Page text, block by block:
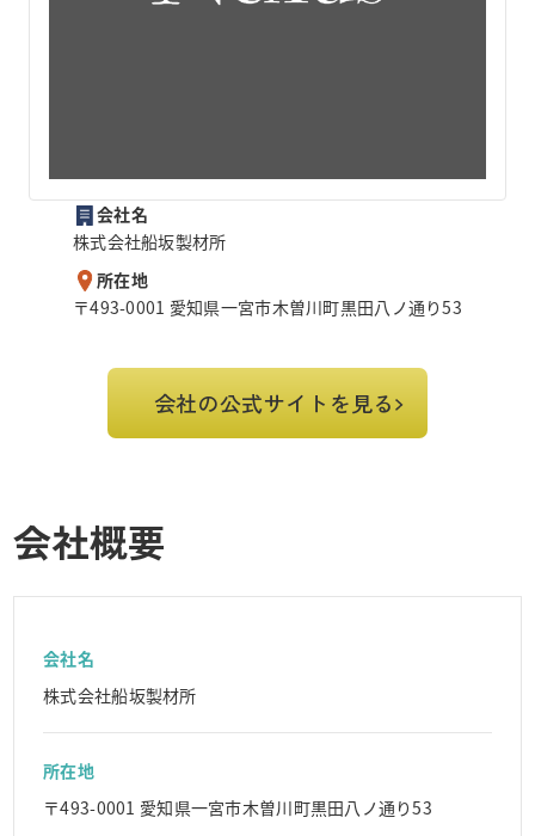
会社名
株式会社船坂製材所
所在地
〒493-0001 愛知県一宮市木曽川町黒田八ノ通り53
会社の公式サイトを見る
会社概要
会社名
株式会社船坂製材所
所在地
〒493-0001 愛知県一宮市木曽川町黒田八ノ通り53